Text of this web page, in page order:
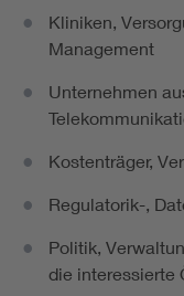
Kliniken,
Management
Unternehmen
Kostenträger,
Regulatorik-,
Politik,
die interessierte